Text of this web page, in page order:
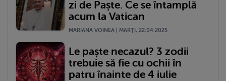
zi de Paște. Ce se întamplă
acum la Vatican
MARIANA VOINEA | MARŢI, 22.04.2025
Le paște necazul? 3 zodii
trebuie să fie cu ochii în
patru înainte de 4 iulie